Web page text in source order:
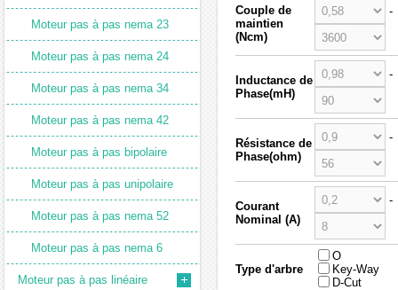
Moteur pas à pas nema 23
Moteur pas à pas nema 24
Moteur pas à pas nema 34
Moteur pas à pas nema 42
Moteur pas à pas bipolaire
Moteur pas à pas unipolaire
Moteur pas à pas nema 52
Moteur pas à pas nema 6
Moteur pas à pas linéaire
Couple de
maintien
(Ncm)
-
Inductance de
Phase(mH)
-
Résistance de
Phase(ohm)
-
Courant
Nominal (A)
-
Type d'arbre
O
Key-Way
D-Cut